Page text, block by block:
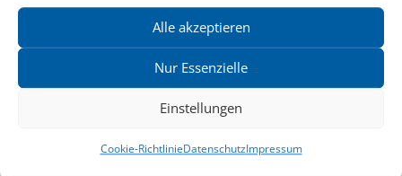
Alle akzeptieren
Nur Essenzielle
Einstellungen
Cookie-RichtlinieDatenschutzImpressum
News zu aktuellen Neuheiten und Nachrichten im zu Klampen!
Verlag – jederzeit wieder abbestellbar.
Kritische Theorie / Philosophie